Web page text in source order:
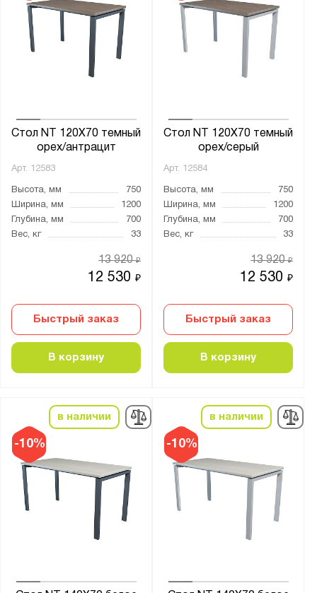
Стол NT 120X70 темный
орех/антрацит
Арт. 12583
Высота, мм
750
Ширина, мм
1200
Глубина, мм
700
Вес, кг
33
12 530₽
13 920₽
Быстрый заказ
В корзину
Стол NT 120X70 темный
орех/серый
Арт. 12584
Высота, мм
750
Ширина, мм
1200
Глубина, мм
700
Вес, кг
33
12 530₽
13 920₽
Быстрый заказ
В корзину
-10%
в наличии
-10%
в наличии